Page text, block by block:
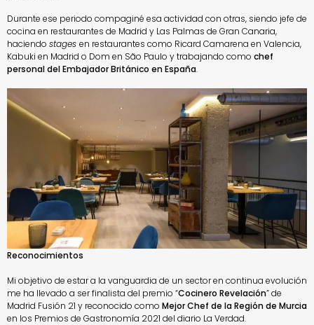
Durante ese periodo compaginé esa actividad con otras, siendo jefe de
cocina en restaurantes de Madrid y Las Palmas de Gran Canaria,
haciendo stages en restaurantes como Ricard Camarena en Valencia,
Kabuki en Madrid o Dom en São Paulo y trabajando como chef
personal del Embajador Británico en España.
Reconocimientos
Mi objetivo de estar a la vanguardia de un sector en continua evolución
me ha llevado a ser finalista del premio “Cocinero Revelación” de
Madrid Fusión 21 y reconocido como Mejor Chef de la Región de Murcia
en los Premios de Gastronomía 2021 del diario La Verdad.